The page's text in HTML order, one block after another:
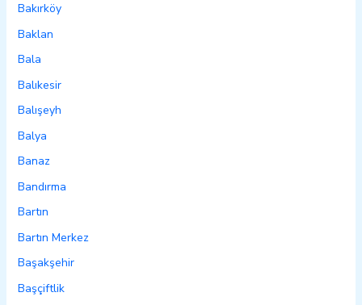
Bakırköy
Baklan
Bala
Balıkesir
Balışeyh
Balya
Banaz
Bandırma
Bartın
Bartın Merkez
Başakşehir
Başçiftlik